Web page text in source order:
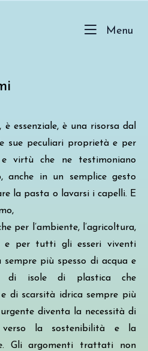
Menu
è essenziale, è una risorsa dal
sue peculiari proprietà e per
virtù che ne testimoniano
anche in un semplice gesto
la pasta o lavarsi i capelli. E
per l’ambiente, l’agricoltura,
e per tutti gli esseri viventi
più spesso di acqua e
di isole di plastica che
di scarsità idrica sempre più
diventa la necessità di
verso la sostenibilità e la
Gli argomenti trattati non